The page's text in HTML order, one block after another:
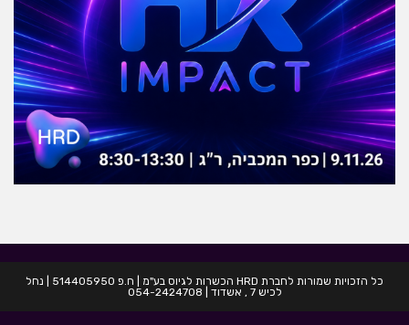
כל הזכויות שמורות לחברת HRD הכשרות לגיוס בע"מ | ח.פ 514405950 | נחל
לכיש 7 , אשדוד | 054-2424708